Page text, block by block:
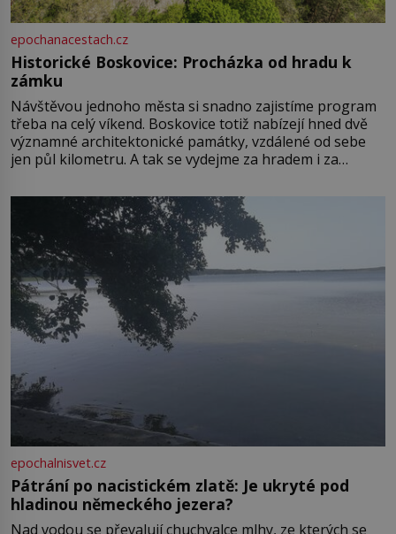
epochanacestach.cz
Historické Boskovice: Procházka od hradu k
zámku
Návštěvou jednoho města si snadno zajistíme program
třeba na celý víkend. Boskovice totiž nabízejí hned dvě
významné architektonické památky, vzdálené od sebe
jen půl kilometru. A tak se vydejme za hradem i za
Boskovice na okraji Drahanské vrchoviny vznikla někdy
ve13. století, a už v roce 1313 kronikáři zaznamenali
epochalnisvet.cz
Pátrání po nacistickém zlatě: Je ukryté pod
hladinou německého jezera?
Nad vodou se převalují chuchvalce mlhy, ze kterých se